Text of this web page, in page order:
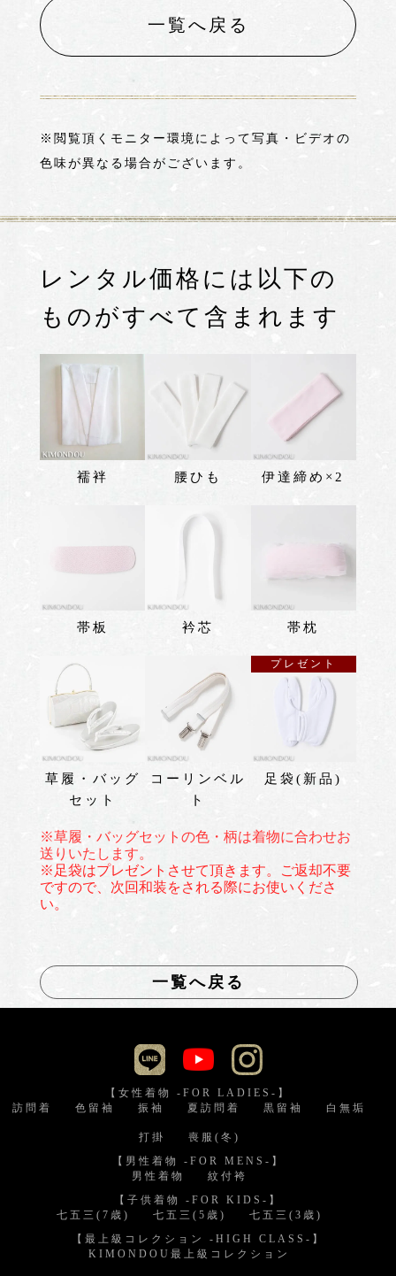
一覧へ戻る
※閲覧頂くモニター環境によって写真・ビデオの
色味が異なる場合がございます。
レンタル価格には以下の
ものがすべて含まれます
襦袢 腰ひも 伊達締め×2
帯板 衿芯 帯枕
草履・バッグ
セット
コーリンベル
ト
プレゼント
足袋(新品)
※草履・バッグセットの色・柄は着物に合わせお
送りいたします。
※足袋はプレゼントさせて頂きます。ご返却不要
ですので、次回和装をされる際にお使いくださ
い。
一覧へ戻る
【女性着物 -FOR LADIES-】
訪問着
色留袖 振袖 夏訪問着 黒留袖 白無垢
打掛
喪服(冬)
【男性着物 -FOR MENS-】
男性着物
紋付袴
【子供着物 -FOR KIDS-】
七五三(7歳)
七五三(5歳)
七五三(3歳)
【最上級コレクション -HIGH CLASS-】
KIMONDOU最上級コレクション